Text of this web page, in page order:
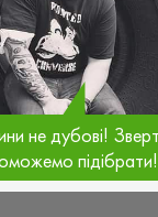
не дубові!
підібрати!